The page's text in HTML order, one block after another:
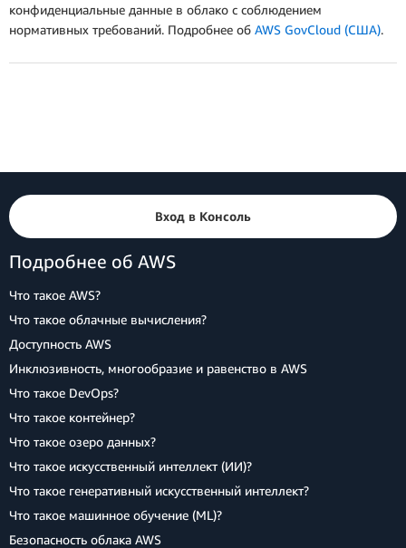
конфиденциальные данные в облако с соблюдением
нормативных требований. Подробнее об AWS GovCloud (США).
Вход в Консоль
Подробнее об AWS
Что такое AWS?
Что такое облачные вычисления?
Доступность AWS
Инклюзивность, многообразие и равенство в AWS
Что такое DevOps?
Что такое контейнер?
Что такое озеро данных?
Что такое искусственный интеллект (ИИ)?
Что такое генеративный искусственный интеллект?
Что такое машинное обучение (ML)?
Безопасность облака AWS